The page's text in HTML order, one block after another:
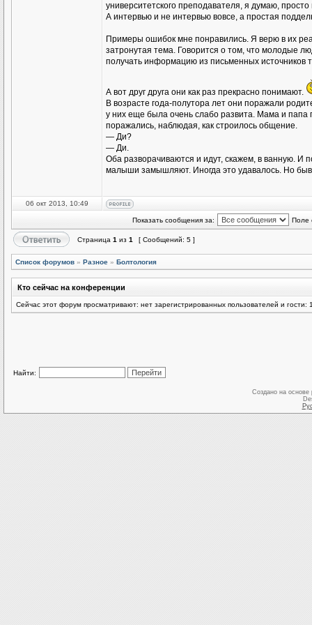
университетского преподавателя, я думаю, просто
А интервью и не интервью вовсе, а простая
Примеры ошибок мне понравились. Я верю в их
затронутая тема. Говорится о том, что молодые
получать информацию из письменных источников
А вот друг друга они как раз прекрасно понимают.
В возрасте года-полутора лет они поражали
у них еще была очень слабо развита. Мама и папа
поражались, наблюдая, как строилось общение.
— Ди?
— Ди.
Оба разворачиваются и идут, скажем, в ванную. И
малыши замышляют. Иногда это удавалось. Но
06 окт 2013, 10:49
Показать сообщения за: Поле
Страница 1 из 1 [ Сообщений: 5 ]
Список форумов » Разное » Болтология
Кто сейчас на конференции
Сейчас этот форум просматривают: нет зарегистрированных пользователей и гости:
Найти:
Создано на основе